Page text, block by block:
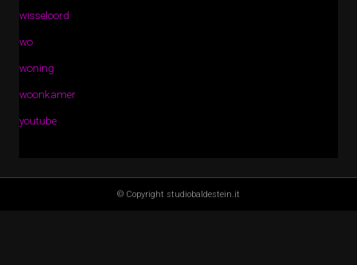
wisseloord
wo
woning
woonkamer
youtube
© Copyright studiobaldestein.it